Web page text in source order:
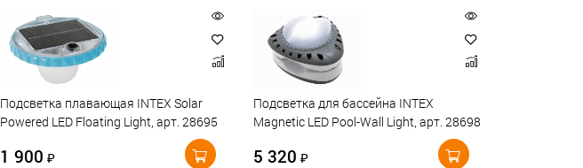
Подсветка плавающая INTEX Solar
Powered LED Floating Light, арт. 28695
1 900 ₽
Подсветка для бассейна INTEX
Magnetic LED Pool-Wall Light, арт. 28698
5 320 ₽